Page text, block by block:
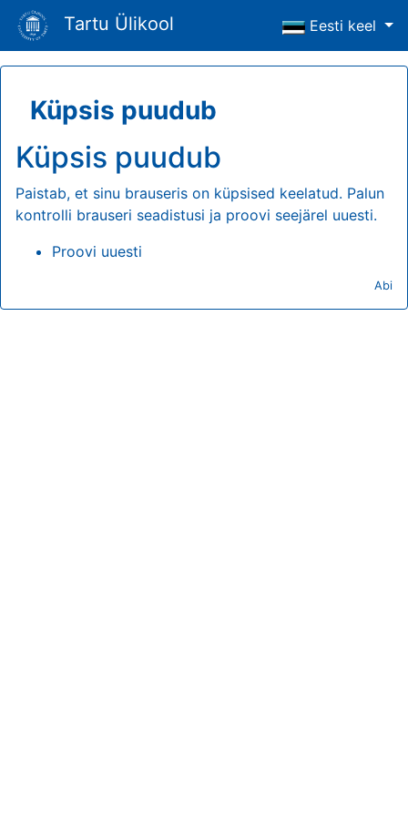
Tartu Ülikool Eesti keel
Küpsis puudub
Küpsis puudub
Paistab, et sinu brauseris on küpsised keelatud. Palun
kontrolli brauseri seadistusi ja proovi seejärel uuesti.
Proovi uuesti
Abi